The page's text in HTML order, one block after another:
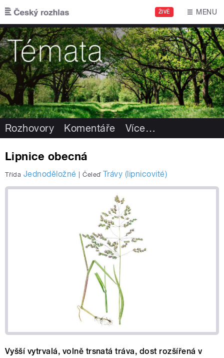
Přejít k hlavnímu obsahu
ŽIVĚ MENU
Rozhovory Komentáře Více…
Lipnice obecná
Třída Jednoděložné | Čeleď Trávy (lipnicovité)
Vyšší vytrvalá, volně trsnatá tráva, dost rozšířená v